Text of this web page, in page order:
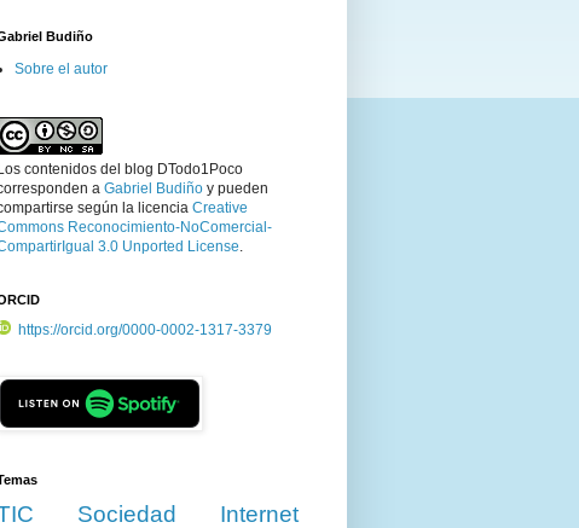
Budiño
Sobre el autor
Los contenidos del blog DTodo1Poco
a Gabriel Budiño y pueden
según la licencia Creative
Reconocimiento-NoComercial-
3.0 Unported License.
https://orcid.org/0000-0002-1317-3379
Sociedad
Internet